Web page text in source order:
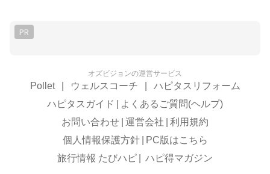
PR
オズビジョンの運営サービス
Pollet ウェルスコーチ
ハピタスリフォーム
ハピタスガイド
よくあるご質問(ヘルプ)
お問い合わせ 運営会社
利用規約
個人情報保護方針
PC版はこちら
旅行情報 たびハピ
ハピ得マガジン